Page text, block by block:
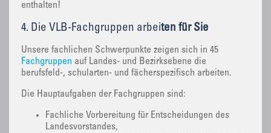
enthalten!
4. Die VLB-Fachgruppen arbeiten für Sie
Unsere fachlichen Schwerpunkte zeigen sich in 45
Fachgruppen auf Landes- und Bezirksebene die
berufsfeld-, schularten- und fächerspezifisch arbeiten.
Die Hauptaufgaben der Fachgruppen sind:
Fachliche Vorbereitung für Entscheidungen des
Landesvorstandes,